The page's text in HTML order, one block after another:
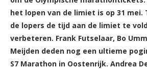
het lopen van de limiet is op 31
de lopers de tijd aan de limiet te
verbeteren. Frank Futselaar, Bo
Meijden deden nog een ultieme
S7 Marathon in Oostenrijk. Andrea